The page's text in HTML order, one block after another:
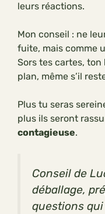
leurs réactions.
Mon conseil : ne
fuite, mais comme
Sors tes cartes,
plan, même s’il
Plus tu seras
plus ils seront
contagieuse.
Conseil de
déballage,
questions